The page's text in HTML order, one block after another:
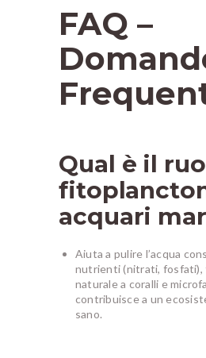
FAQ –
Qual è il
acquari
Aiuta a pulire l’acqua
nutrienti (nitrati, fosfati),
naturale a coralli e
contribuisce a un
sano.